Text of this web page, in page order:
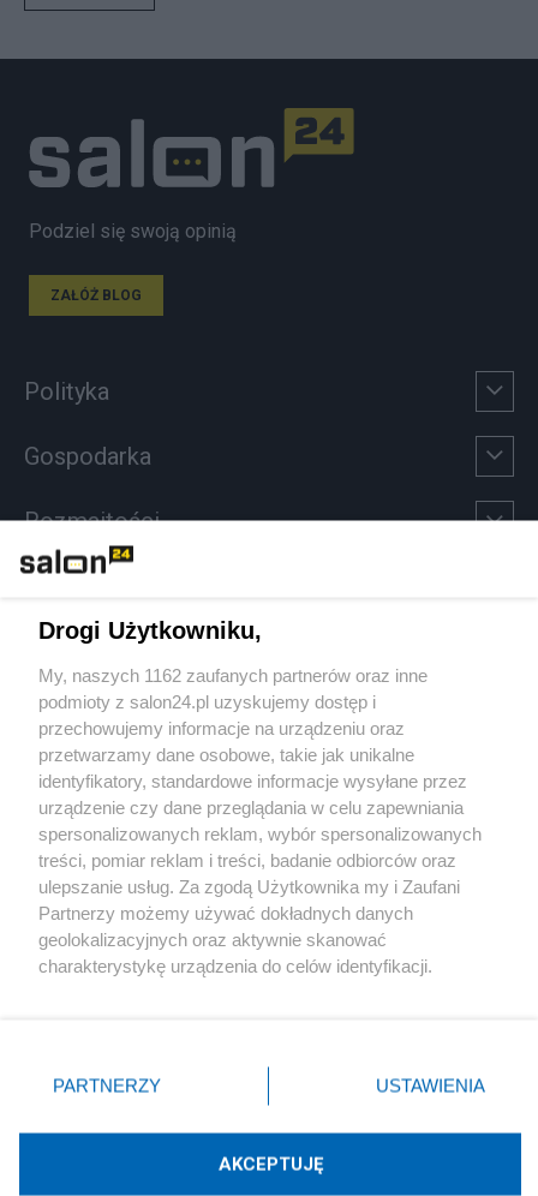
Podziel się swoją opinią
ZAŁÓŻ BLOG
Polityka
Gospodarka
Rozmaitości
Sport
Społeczeństwo
Kultura
X Facebook Instagram Youtube
Drogi Użytkowniku,
My, naszych 1162 zaufanych partnerów oraz inne
podmioty z salon24.pl uzyskujemy dostęp i
przechowujemy informacje na urządzeniu oraz
przetwarzamy dane osobowe, takie jak unikalne
identyfikatory, standardowe informacje wysyłane przez
urządzenie czy dane przeglądania w celu zapewniania
spersonalizowanych reklam, wybór spersonalizowanych
treści, pomiar reklam i treści, badanie odbiorców oraz
ulepszanie usług. Za zgodą Użytkownika my i Zaufani
Partnerzy możemy używać dokładnych danych
geolokalizacyjnych oraz aktywnie skanować
charakterystykę urządzenia do celów identyfikacji.
zmienić/wycofać klikając przycisk ustawień prywatności
znajdujący się w lewym dolnym rogu strony
rodzaje przetwarzania danych nie wymagają zgody
użytkownika, ale masz prawo sprzeciwić się takiemu
przetwarzaniu. Preferencje będą miały zastosowania tylko
PARTNERZY USTAWIENIA
AKCEPTUJĘ